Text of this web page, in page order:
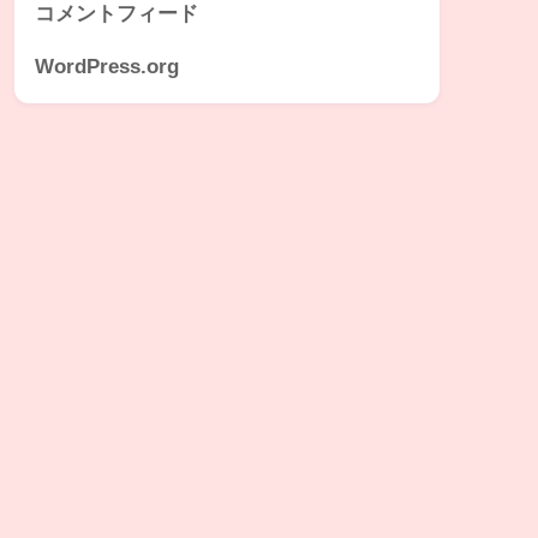
コメントフィード
WordPress.org